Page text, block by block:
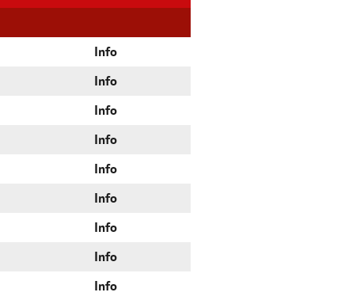
Info
Info
Info
Info
Info
Info
Info
Info
Info